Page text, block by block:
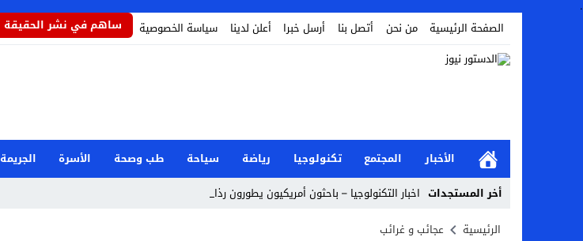
.
الصفحة الرئيسية
من نحن أتصل بنا أرسل خبرا أعلن لدينا سياسة الخصوصية ساهم في نشر الحقيقة
الأخبار المجتمع تكنولوجيا رياضة سياحة طب وصحة الأسرة الجريمة
أخر المستجدات اخبار التكنولوجيا – باحثون أمريكيون يطورون رذاذاً _
Stop
الرئيسية عجائب و غرائب